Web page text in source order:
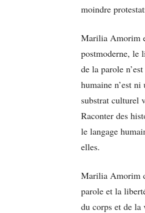
moindre
Marilia Amorim
postmoderne, le
de la parole
humaine n’est
substrat culturel
Raconter des
le langage
elles.
Marilia Amorim
parole et la
du corps et de la